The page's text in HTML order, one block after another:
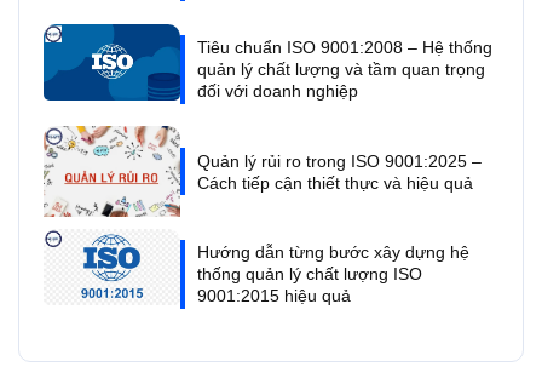
Tiêu chuẩn ISO 9001:2008 – Hệ thống
quản lý chất lượng và tầm quan trọng
đối với doanh nghiệp
Quản lý rủi ro trong ISO 9001:2025 –
Cách tiếp cận thiết thực và hiệu quả
Hướng dẫn từng bước xây dựng hệ
thống quản lý chất lượng ISO
9001:2015 hiệu quả